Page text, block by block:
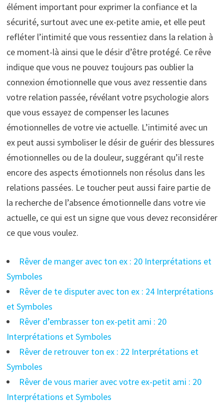
élément important pour exprimer la confiance et la
sécurité, surtout avec une ex-petite amie, et elle peut
refléter l’intimité que vous ressentiez dans la relation à
ce moment-là ainsi que le désir d’être protégé. Ce rêve
indique que vous ne pouvez toujours pas oublier la
connexion émotionnelle que vous avez ressentie dans
votre relation passée, révélant votre psychologie alors
que vous essayez de compenser les lacunes
émotionnelles de votre vie actuelle. L’intimité avec un
ex peut aussi symboliser le désir de guérir des blessures
émotionnelles ou de la douleur, suggérant qu’il reste
encore des aspects émotionnels non résolus dans les
relations passées. Le toucher peut aussi faire partie de
la recherche de l’absence émotionnelle dans votre vie
actuelle, ce qui est un signe que vous devez reconsidérer
ce que vous voulez.
Rêver de manger avec ton ex : 20 Interprétations et
Symboles
Rêver de te disputer avec ton ex : 24 Interprétations
et Symboles
Rêver d’embrasser ton ex-petit ami : 20
Interprétations et Symboles
Rêver de retrouver ton ex : 22 Interprétations et
Symboles
Rêver de vous marier avec votre ex-petit ami : 20
Interprétations et Symboles